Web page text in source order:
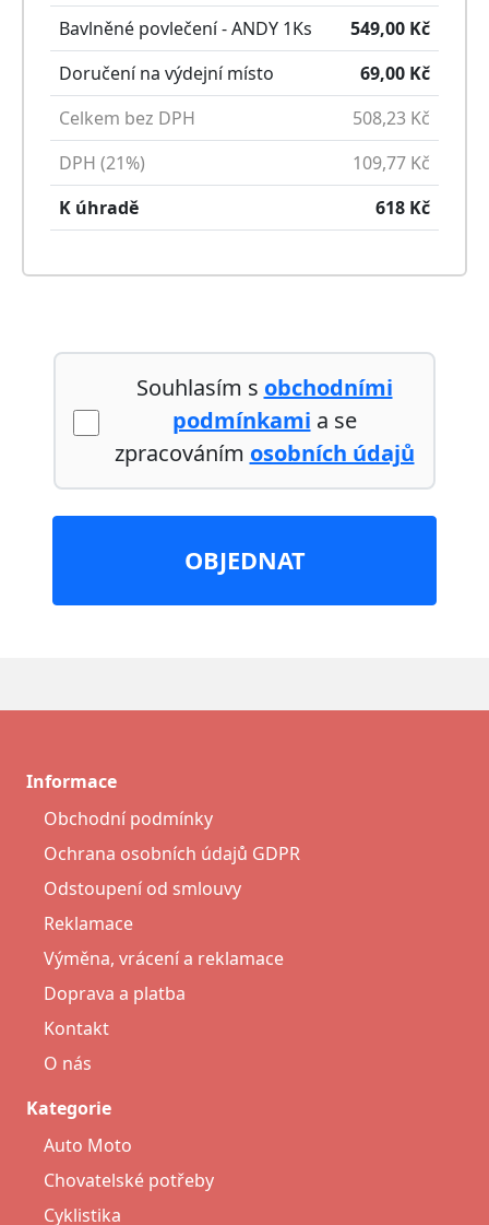
Bavlněné povlečení - ANDY 1Ks 549,00 Kč
Doručení na výdejní místo
69,00 Kč
Celkem bez DPH
508,23 Kč
DPH (21%)
109,77 Kč
K úhradě
618 Kč
Souhlasím s obchodními
podmínkami a se
zpracováním osobních údajů
OBJEDNAT
Informace
Obchodní podmínky
Ochrana osobních údajů GDPR
Odstoupení od smlouvy
Reklamace
Výměna, vrácení a reklamace
Doprava a platba
Kontakt
O nás
Kategorie
Auto Moto
Chovatelské potřeby
Cyklistika